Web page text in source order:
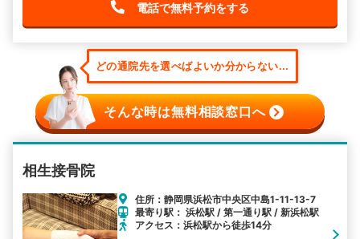
電話で無料予約をする
どの通院先を選べばよいか分からない...
そんな時は無料相談窓口へ
相生接骨院
住所：静岡県浜松市中央区中島1-11-13-7
最寄り駅： 浜松駅 / 第一通り駅 / 新浜松駅
アクセス：浜松駅から徒歩14分